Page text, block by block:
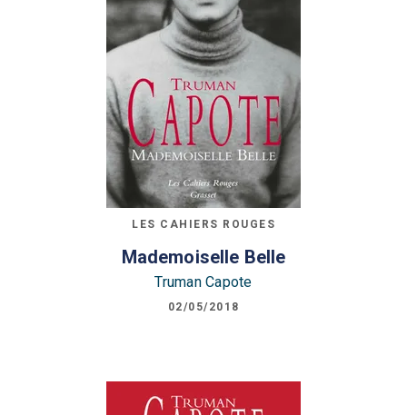
LES CAHIERS ROUGES
Mademoiselle Belle
Truman Capote
02/05/2018